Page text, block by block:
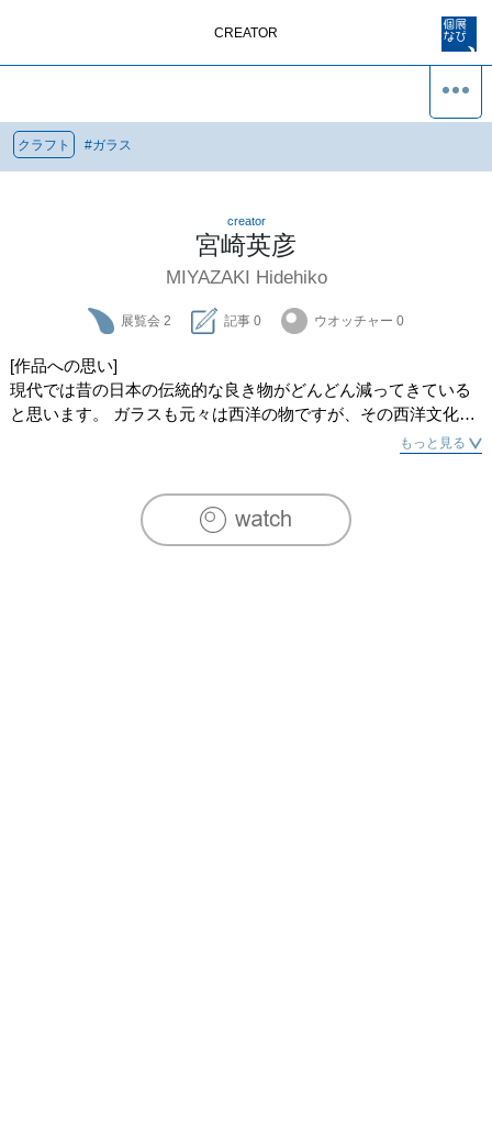
CREATOR
クラフト #ガラス
creator
宮崎英彦
MIYAZAKI Hidehiko
展覧会 2 記事 0 ウオッチャー 0
[作品への思い]
現代では昔の日本の伝統的な良き物がどんどん減ってきている
と思います。 ガラスも元々は西洋の物ですが、その西洋文化と
日本の先人達が 作り上げてきた日本美を融合できないかと考え
もっと見る